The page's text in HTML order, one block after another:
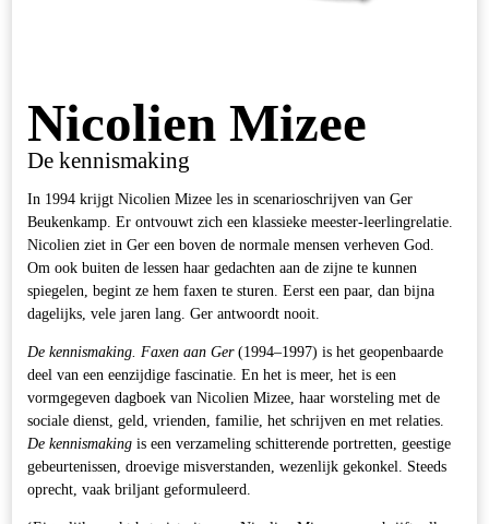
Nicolien Mizee
De kennismaking
In 1994 krijgt Nicolien Mizee les in scenarioschrijven van Ger
Beukenkamp. Er ontvouwt zich een klassieke meester-leerlingrelatie.
Nicolien ziet in Ger een boven de normale mensen verheven God.
Om ook buiten de lessen haar gedachten aan de zijne te kunnen
spiegelen, begint ze hem faxen te sturen. Eerst een paar, dan bijna
dagelijks, vele jaren lang. Ger antwoordt nooit.
De kennismaking. Faxen aan Ger(1994‒1997) is het geopenbaarde
deel van een eenzijdige fascinatie. En het is meer, het is een
vormgegeven dagboek van Nicolien Mizee, haar worsteling met de
sociale dienst, geld, vrienden, familie, het schrijven en met relaties.
De kennismaking is een verzameling schitterende portretten, geestige
gebeurtenissen, droevige misverstanden, wezenlijk gekonkel. Steeds
oprecht, vaak briljant geformuleerd.